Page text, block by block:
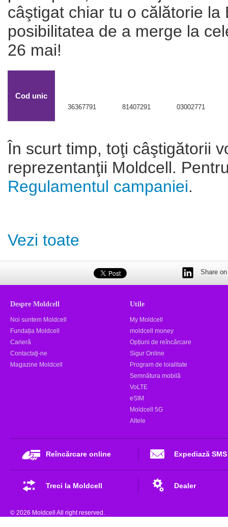
câştigat chiar tu o călătorie
posibilitatea de a merge la
26 mai!
Cod unic
36367791 81407291 03002771
În scurt timp, toţi câştigătorii
reprezentanţii Moldcell.
Regulamentul campaniei.
Vezi toate
Share
Despre Moldcell
Noi suntem Moldcell
Fundația Moldcell
Carieră
Contactaţi-ne
Magazine Moldcell
Utile
My Moldcell
moldcell money
Opțiuni de reîncărcare
Sigur Online
Program de loialitate
Semnătura mobilă
VoLTE
eSIM
Moldcell 5G
Altele
Reîncărcare online Expediază SMS
Treci la Moldcell Dealer
© 2026 Moldcell All right reserved.